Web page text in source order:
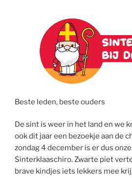
Beste leden, beste ouders
De sint is weer in het land en we
ook dit jaar een bezoekje aan de
zondag 4 december is er dus
Sinterklaaschiro. Zwarte piet
brave kindjes iets lekkers mee